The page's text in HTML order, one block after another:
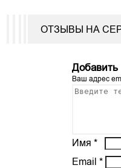
ОТЗЫВЫ НА
Добавить
Ваш адрес
Имя*
Email*